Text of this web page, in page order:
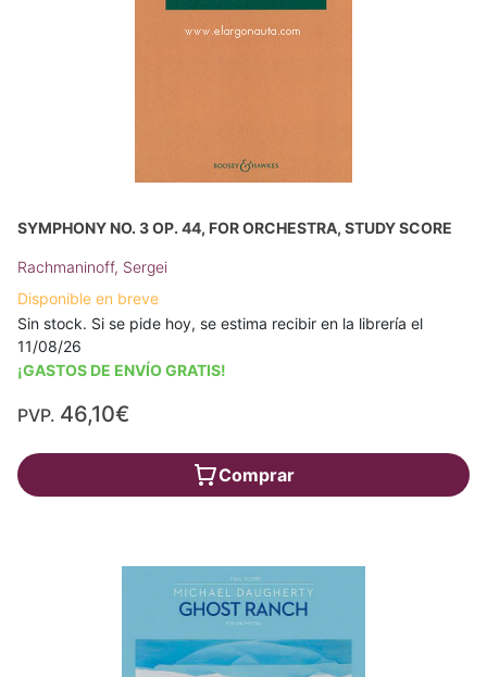
SYMPHONY NO. 3 OP. 44, FOR ORCHESTRA, STUDY SCORE
Rachmaninoff, Sergei
Disponible en breve
Sin stock. Si se pide hoy, se estima recibir en la librería el
11/08/26
¡GASTOS DE ENVÍO GRATIS!
PVP. 46,10€
Comprar